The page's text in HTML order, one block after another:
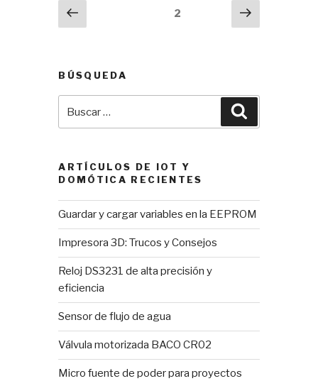
Paginación
de
Página
anterior
2
página
BÚSQUEDA
por:
ARTÍCULOS DE IOT Y
DOMÓTICA RECIENTES
Guardar y cargar variables en la EEPROM
Impresora 3D: Trucos y Consejos
Reloj DS3231 de alta precisión y
eficiencia
Sensor de flujo de agua
Válvula motorizada BACO CR02
Micro fuente de poder para proyectos